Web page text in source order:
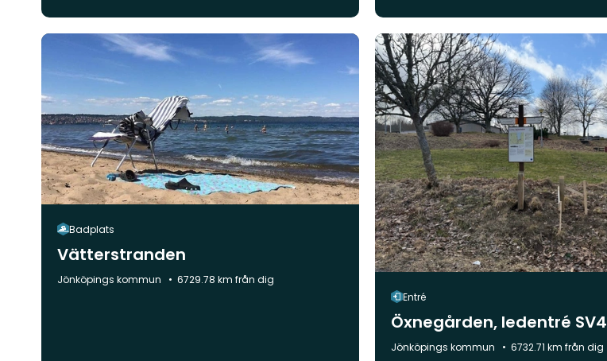
Badplats
Vätterstranden
Kommun:
Jönköpings kommun
6729.78 km från dig
Entré
Öxnegården, ledentré SV4
Kommun:
Jönköpings kommun 6732.71 km från dig